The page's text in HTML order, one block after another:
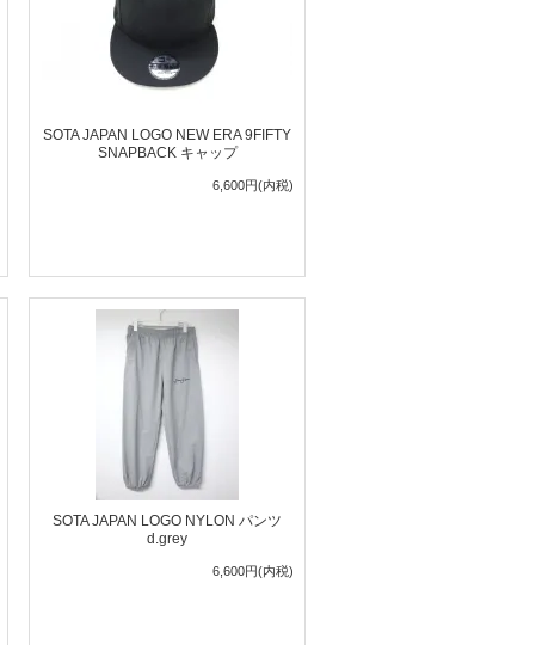
SOTA JAPAN LOGO NEW ERA 9FIFTY
SNAPBACK キャップ
6,600円(内税)
SOTA JAPAN LOGO NYLON パンツ
d.grey
6,600円(内税)